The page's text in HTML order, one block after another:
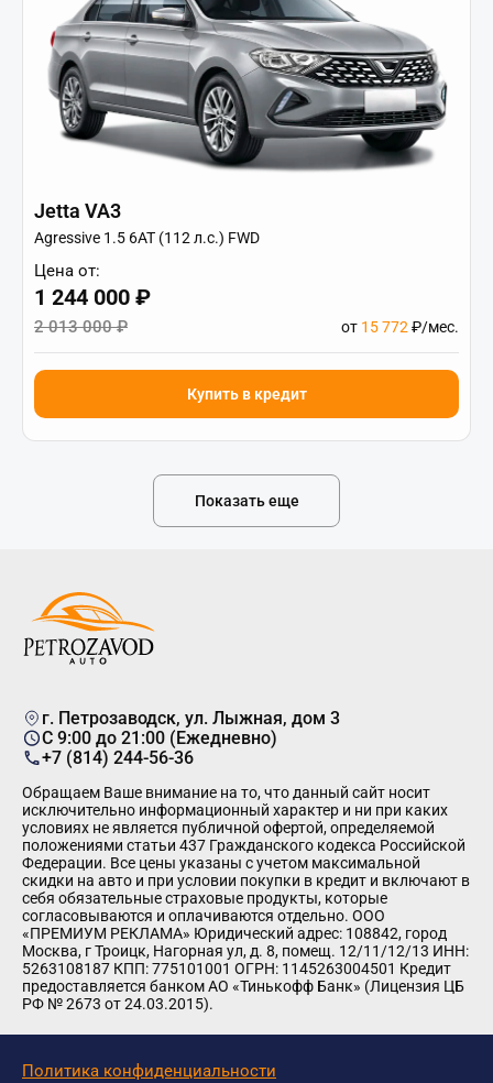
Jetta VA3
Agressive 1.5 6AT (112 л.с.) FWD
Цена от:
1 244 000 ₽
2 013 000 ₽ от 15 772 ₽/мес.
Купить в кредит
Показать еще
г. Петрозаводск, ул. Лыжная, дом 3
C 9:00 до 21:00 (Ежедневно)
+7 (814) 244-56-36
Обращаем Ваше внимание на то, что данный сайт носит
исключительно информационный характер и ни при каких
условиях не является публичной офертой, определяемой
положениями статьи 437 Гражданского кодекса Российской
Федерации. Все цены указаны с учетом максимальной
скидки на авто и при условии покупки в кредит и включают в
себя обязательные страховые продукты, которые
согласовываются и оплачиваются отдельно. ООО
«ПРЕМИУМ РЕКЛАМА» Юридический адрес: 108842, город
Москва, г Троицк, Нагорная ул, д. 8, помещ. 12/11/12/13 ИНН:
5263108187 КПП: 775101001 ОГРН: 1145263004501 Кредит
предоставляется банком АО «Тинькофф Банк» (Лицензия ЦБ
РФ № 2673 от 24.03.2015).
Политика конфиденциальности